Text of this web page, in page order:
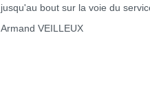
jusqu'au bout sur la voie du
Armand VEILLEUX